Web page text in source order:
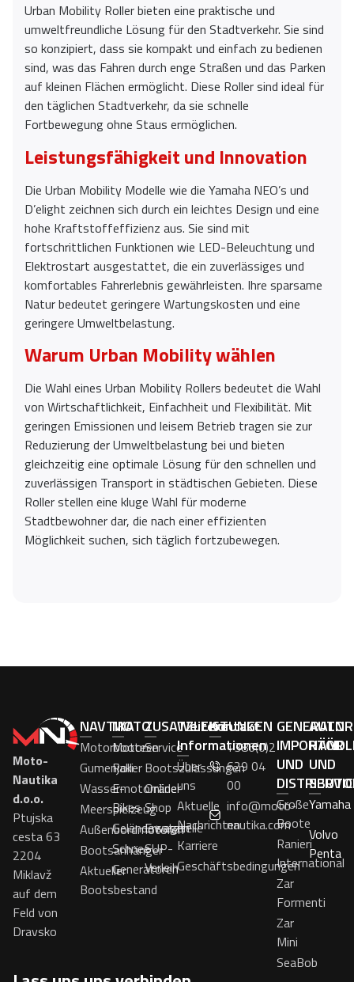
Urban Mobility Roller bieten eine praktische und
umweltfreundliche Lösung für den Stadtverkehr. Sie sind
so konzipiert, dass sie kompakt und einfach zu bedienen
sind, was das Fahren durch enge Straßen und das Parken
auf kleinen Flächen ermöglicht. Diese Roller sind ideal für
den täglichen Stadtverkehr, da sie schnelle
Fortbewegung ohne Staus ermöglichen.
Leistungsfähigkeit und Innovation
Die Urban Mobility Modelle wie die Yamaha NEO’s und
D’elight zeichnen sich durch ein leichtes Design und eine
hohe Kraftstoffeffizienz aus. Sie sind mit
fortschrittlichen Funktionen wie LED-Beleuchtung und
Elektrostart ausgestattet, die ein zuverlässiges und
komfortables Fahrerlebnis gewährleisten. Ihre sparsame
Natur bedeutet geringere Wartungskosten und eine
geringere Umweltbelastung.
Warum Urban Mobility wählen
Die Wahl eines Urban Mobility Rollers bedeutet die Wahl
von Wirtschaftlichkeit, Einfachheit und Flexibilität. Mit
geringen Emissionen und leisem Betrieb tragen sie zur
Reduzierung der Umweltbelastung bei und bieten
gleichzeitig eine optimale Lösung für den schnellen und
zuverlässigen Transport in städtischen Gebieten. Diese
Roller stellen eine kluge Wahl für moderne
Stadtbewohner dar, die nach einer effizienten
Möglichkeit suchen, sich täglich fortzubewegen.
Moto-
Nautika
d.o.o.
Ptujska
cesta 63
2204
Miklavž
auf dem
Feld von
Dravsko
NAVTIKA
Motorboote
Gumenjaki
Wassermotorräder
Meerspielzeug
Außenbordmotoren
Bootsanhänger
Aktueller
Bootsbestand
MOTO
Motoren
Roller
E-
Bikes
Geländewagen
Schnee
Generatoren
ZUSATZLEISTUNGEN
Service
Bootszulassungen
Online-
Shop
Ersatzteile
SUP-
Verleih
Weitere
Informationen
Über
uns
Aktuelle
Nachrichten
Karriere
Geschäftsbedingungen
Kontakt
+386(0)2
629 04
00
info@moto-
nautika.com
GENERALNI
IMPORTÖR
UND
Große
Boote
Ranieri
International
Zar
Formenti
Zar
Mini
SeaBob
UND
Yamaha
Volvo
Penta